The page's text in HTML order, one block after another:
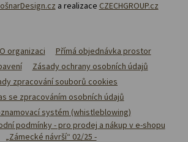
a realizace CZECHGROUP.cz
O organizaci
Přímá objednávka prostor
Zásady ochrany osobních údajů
zpracování souborů cookies
se zpracováním osobních údajů
systém (whistleblowing)
podmínky - pro prodej a nákup v e-shopu
„Zámecké návrší“ 02/25 -